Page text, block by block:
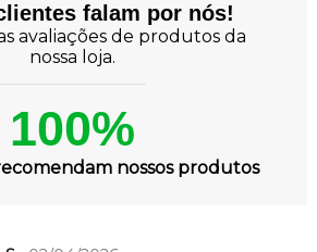
falam por nós!
avaliações de produtos da
nossa loja.
100%
nossos produtos